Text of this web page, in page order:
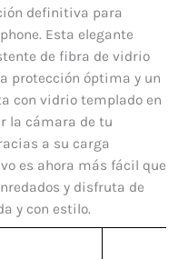
definitiva para
Esta elegante
de fibra de vidrio
protección óptima y un
con vidrio templado en
la cámara de tu
a su carga
es ahora más fácil que
y disfruta de
y con estilo.